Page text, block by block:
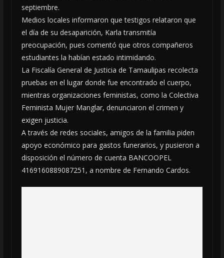
septiembre.
Medios locales informaron que testigos relataron que
el día de su desaparición, Karla transmitía
preocupación, pues comentó que otros compañeros
estudiantes la habían estado intimidando.
La Fiscalía General de Justicia de Tamaulipas recolecta
pruebas en el lugar donde fue encontrado el cuerpo,
mientras organizaciones feministas, como la Colectiva
Feminista Mujer Manglar, denunciaron el crimen y
exigen justicia.
A través de redes sociales, amigos de la familia piden
apoyo económico para gastos funerarios, y pusieron a
disposición el número de cuenta BANCOOPEL
4169160889087251, a nombre de Fernando Cardos.